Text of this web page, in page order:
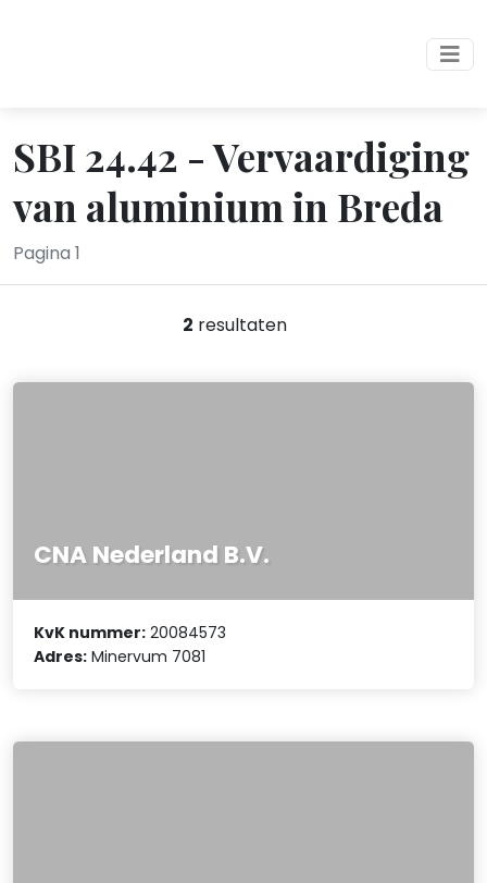
SBI 24.42 - Vervaardiging
van aluminium in Breda
Pagina 1
2 resultaten
CNA Nederland B.V.
KvK nummer: 20084573
Adres: Minervum 7081